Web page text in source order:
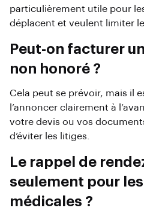
particulièrement utile pour
déplacent et veulent limiter
Peut-on facturer
non honoré ?
Cela peut se prévoir, mais il
l’annoncer clairement à
votre devis ou vos
d’éviter les litiges.
Le rappel de
seulement pour
médicales ?